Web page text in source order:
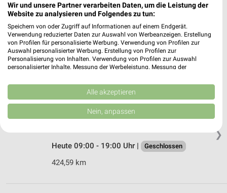
KODi Hofheim am Taunus
Am alten Bach 2-4
65719 Hofheim am Taunus
Heute 09:00 - 19:00 Uhr | Geschlossen
❯
KODi Frankfurt am Main
Leipziger Str. 44
Heute 09:00 - 19:00 Uhr |
Geschlossen
424,59 km
Wir und unsere Partner verarbeiten Daten, um die Leistung der
Website zu analysieren und Folgendes zu tun:
Speichern von oder Zugriff auf Informationen auf einem Endgerät.
Verwendung reduzierter Daten zur Auswahl von Werbeanzeigen. Erstellung
von Profilen für personalisierte Werbung. Verwendung von Profilen zur
Auswahl personalisierter Werbung. Erstellung von Profilen zur
Personalisierung von Inhalten. Verwendung von Profilen zur Auswahl
personalisierter Inhalte. Messung der Werbeleistung. Messung der
Kombinationen von Daten aus verschiedenen Quellen. Entwicklung und
Verbesserung der Angebote. Verwendung reduzierter Daten zur Auswahl
von Inhalten.
Daten können außerhalb der Europäischen Union weitergegeben und in die
Website/App.
Partnerliste anzeigen (1 IAB-Anbieter)
Wir nutzen Ihre Daten für folgende Zwecke:
Alle akzeptieren
Nein, anpassen